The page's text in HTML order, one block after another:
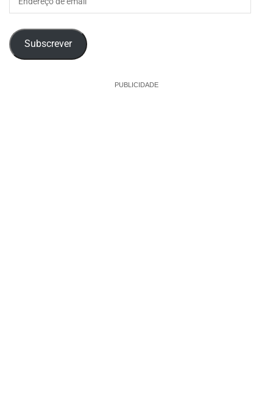
Subscrever
PUBLICIDADE